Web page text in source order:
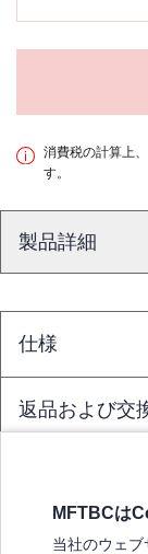
消費税の計算上
す。
製品詳細
仕様
返品および交
MFTBCは
当社のウェ